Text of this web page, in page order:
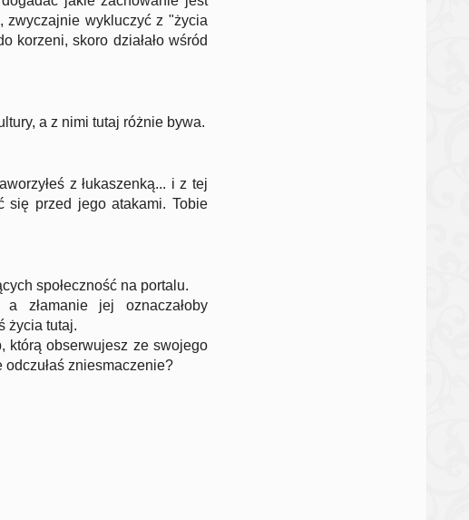
wykluczyć z "życia
korzeni, skoro działało wśród
a z nimi tutaj różnie bywa.
z łukaszenką... i z tej
się przed jego atakami. Tobie
społeczność na portalu.
złamanie jej oznaczałoby
życia tutaj.
którą obserwujesz ze swojego
zniesmaczenie?